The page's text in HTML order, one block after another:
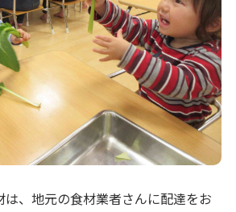
、地元の食材業者さんに配達をお